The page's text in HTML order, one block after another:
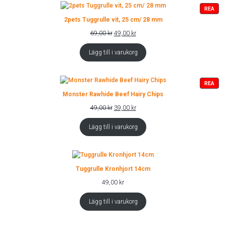
REA
PÅ
2pets Tuggrulle vit, 25 cm/ 28 mm
69,00kr Det
priset
49,00 krDet
priset
är:
Lägg till i varukorg
REA
PÅ
Monster Rawhide Beef Hairy Chips
49,00kr Det
priset
39,00 krDet
priset
är:
Lägg till i varukorg
Tuggrulle Kronhjort 14cm
49,00 kr
Lägg till i varukorg